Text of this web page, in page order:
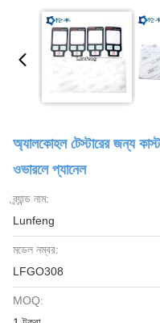
অ্যালকোহল টেস্টারের জন্য
ওভারলে প্যানেল
ব্র্যান্ড নাম:
Lunfeng
মডেল নম্বর:
LFGO308
MOQ: